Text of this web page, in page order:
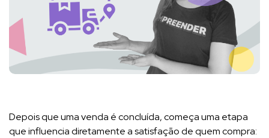
Depois que uma venda é concluída, começa uma etapa
que influencia diretamente a satisfação de quem compra: